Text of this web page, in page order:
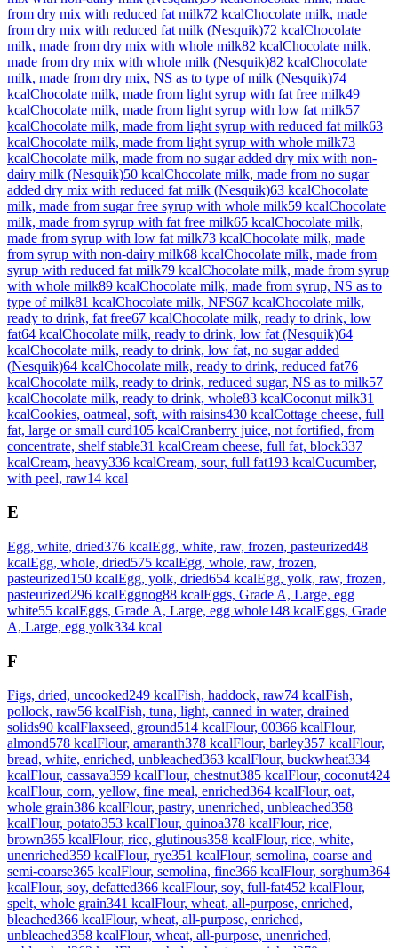
from dry mix with reduced fat milk72 kcalChocolate milk, made
from dry mix with reduced fat milk (Nesquik)72 kcalChocolate
milk, made from dry mix with whole milk82 kcalChocolate milk,
made from dry mix with whole milk (Nesquik)82 kcalChocolate
milk, made from dry mix, NS as to type of milk (Nesquik)74
kcalChocolate milk, made from light syrup with fat free milk49
kcalChocolate milk, made from light syrup with low fat milk57
kcalChocolate milk, made from light syrup with reduced fat milk63
kcalChocolate milk, made from light syrup with whole milk73
kcalChocolate milk, made from no sugar added dry mix with non-
dairy milk (Nesquik)50 kcalChocolate milk, made from no sugar
added dry mix with reduced fat milk (Nesquik)63 kcalChocolate
milk, made from sugar free syrup with whole milk59 kcalChocolate
milk, made from syrup with fat free milk65 kcalChocolate milk,
made from syrup with low fat milk73 kcalChocolate milk, made
from syrup with non-dairy milk68 kcalChocolate milk, made from
syrup with reduced fat milk79 kcalChocolate milk, made from syrup
with whole milk89 kcalChocolate milk, made from syrup, NS as to
type of milk81 kcalChocolate milk, NFS67 kcalChocolate milk,
ready to drink, fat free67 kcalChocolate milk, ready to drink, low
fat64 kcalChocolate milk, ready to drink, low fat (Nesquik)64
kcalChocolate milk, ready to drink, low fat, no sugar added
(Nesquik)64 kcalChocolate milk, ready to drink, reduced fat76
kcalChocolate milk, ready to drink, reduced sugar, NS as to milk57
kcalChocolate milk, ready to drink, whole83 kcalCoconut milk31
kcalCookies, oatmeal, soft, with raisins430 kcalCottage cheese, full
fat, large or small curd105 kcalCranberry juice, not fortified, from
concentrate, shelf stable31 kcalCream cheese, full fat, block337
kcalCream, heavy336 kcalCream, sour, full fat193 kcalCucumber,
with peel, raw14 kcal
E
Egg, white, dried376 kcalEgg, white, raw, frozen, pasteurized48
kcalEgg, whole, dried575 kcalEgg, whole, raw, frozen,
pasteurized150 kcalEgg, yolk, dried654 kcalEgg, yolk, raw, frozen,
pasteurized296 kcalEggnog88 kcalEggs, Grade A, Large, egg
white55 kcalEggs, Grade A, Large, egg whole148 kcalEggs, Grade
A, Large, egg yolk334 kcal
F
Figs, dried, uncooked249 kcalFish, haddock, raw74 kcalFish,
pollock, raw56 kcalFish, tuna, light, canned in water, drained
solids90 kcalFlaxseed, ground514 kcalFlour, 00366 kcalFlour,
almond578 kcalFlour, amaranth378 kcalFlour, barley357 kcalFlour,
bread, white, enriched, unbleached363 kcalFlour, buckwheat334
kcalFlour, cassava359 kcalFlour, chestnut385 kcalFlour, coconut424
kcalFlour, corn, yellow, fine meal, enriched364 kcalFlour, oat,
whole grain386 kcalFlour, pastry, unenriched, unbleached358
kcalFlour, potato353 kcalFlour, quinoa378 kcalFlour, rice,
brown365 kcalFlour, rice, glutinous358 kcalFlour, rice, white,
unenriched359 kcalFlour, rye351 kcalFlour, semolina, coarse and
semi-coarse365 kcalFlour, semolina, fine366 kcalFlour, sorghum364
kcalFlour, soy, defatted366 kcalFlour, soy, full-fat452 kcalFlour,
spelt, whole grain341 kcalFlour, wheat, all-purpose, enriched,
bleached366 kcalFlour, wheat, all-purpose, enriched,
unbleached358 kcalFlour, wheat, all-purpose, unenriched,